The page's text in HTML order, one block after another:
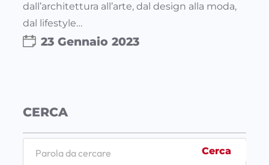
dall’architettura all’arte, dal design alla moda,
dal lifestyle…
23 Gennaio 2023
CERCA
Cerca